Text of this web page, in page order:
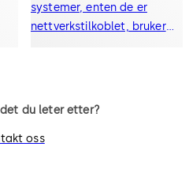
systemer, enten de er
nettverkstilkoblet, bruker
det du leter etter?
oss